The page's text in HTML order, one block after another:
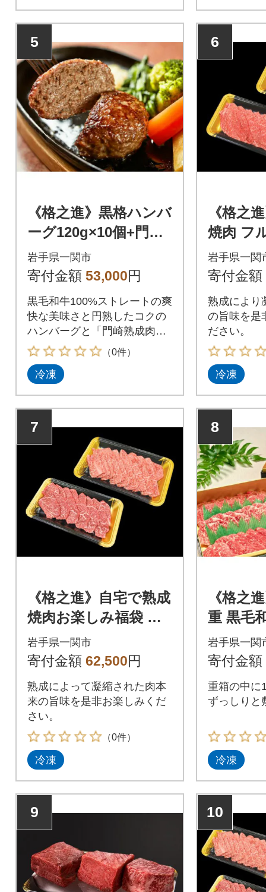
5
《格之進》黒格ハンバ
ーグ120g×10個+門崎
熟成肉特選カルビ250
g
岩手県一関市
寄付金額 53,000円
黒毛和牛100%ストレートの爽
快な美味さと円熟したコクの
ハンバーグと「門崎熟成肉」
の特選霜降りカルビ
（0件）
冷凍
6
《格之
焼肉 フ
計
岩手県一関
寄付金額
熟成により
の旨味を是
ださい。
冷凍
7
《格之進》自宅で熟成
焼肉お楽しみ福袋 計1
kg+牛醤1本
岩手県一関市
寄付金額 62,500円
熟成によって凝縮された肉本
来の旨味を是非お楽しみくだ
さい。
（0件）
冷凍
8
《格之
重 黒毛
位食べ
6人前)
岩手県一関
寄付金額
重箱の中に
ずっしりと
冷凍
9 10